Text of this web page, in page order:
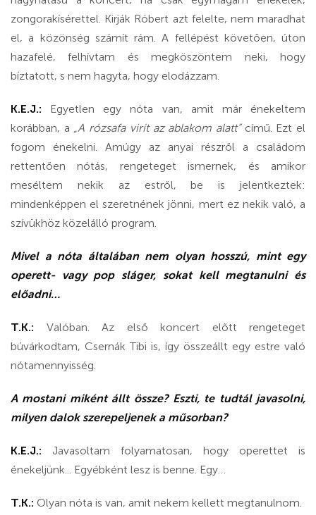
zongorakísérettel. Kirják Róbert azt felelte, nem maradhat
el, a közönség számít rám. A fellépést követően, úton
hazafelé, felhívtam és megköszöntem neki, hogy
bíztatott, s nem hagyta, hogy elodázzam.
K.E.J.: Egyetlen egy nóta van, amit már énekeltem
korábban, a „A rózsafa virít az ablakom alatt”című. Ezt el
fogom énekelni. Amúgy az anyai részről a családom
rettentően nótás, rengeteget ismernek, és amikor
meséltem nekik az estről, be is jelentkeztek:
mindenképpen el szeretnének jönni, mert ez nekik való, a
szívükhöz közelálló program.
Mivel a nóta általában nem olyan hosszú, mint egy
operett- vagy pop sláger, sokat kell megtanulni és
előadni…
T.K.: Valóban. Az első koncert előtt rengeteget
búvárkodtam, Csernák Tibi is, így összeállt egy estre való
nótamennyisség.
A mostani miként állt össze? Eszti, te tudtál javasolni,
milyen dalok szerepeljenek a műsorban?
K.E.J.:
Javasoltam folyamatosan, hogy operettet is
énekeljünk... Egyébként lesz is benne. Egy…
T.K.: Olyan nóta is van, amit nekem kellett megtanulnom.